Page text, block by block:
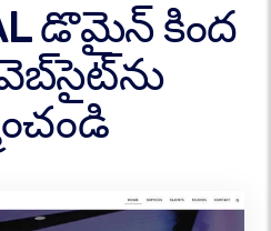
డొమైన్ కింద